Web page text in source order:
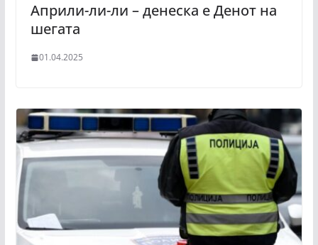
Априли-ли-ли – денеска е Денот на
шегата
01.04.2025